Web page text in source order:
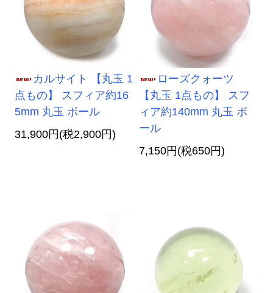
カルサイト 【丸玉 1
点もの】 スフィア約16
5mm 丸玉 ボール
31,900円(税2,900円)
ローズクォーツ
【丸玉 1点もの】 スフ
ィア約140mm 丸玉 ボ
ール
7,150円(税650円)